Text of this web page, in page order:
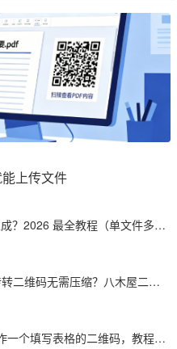
上传文件
？2026 最全教程（单文件多文
二维码无需压缩？八木屋二维
一个填写表格的二维码，教程分